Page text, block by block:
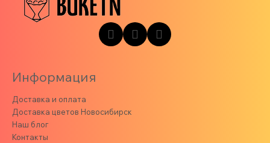
Информация
Доставка и оплата
Доставка цветов Новосибирск
Наш блог
Контакты